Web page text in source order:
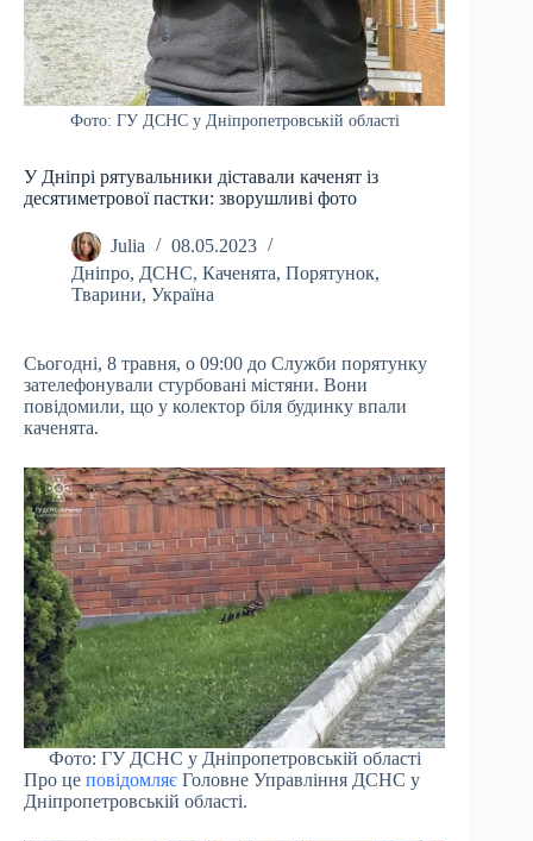
Фото: ГУ ДСНС у Дніпропетровській області
У Дніпрі рятувальники діставали каченят із
десятиметрової пастки: зворушливі фото
Julia
08.05.2023
Дніпро, ДСНС, Каченята, Порятунок,
Тварини, Україна
Сьогодні, 8 травня, о 09:00 до Служби порятунку
зателефонували стурбовані містяни. Вони
повідомили, що у колектор біля будинку впали
каченята.
Фото: ГУ ДСНС у Дніпропетровській області
Про це повідомляє Головне Управління ДСНС у
Дніпропетровській області.